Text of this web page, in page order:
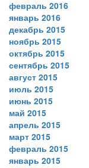
февраль 2016
январь 2016
декабрь 2015
ноябрь 2015
октябрь 2015
сентябрь 2015
август 2015
июль 2015
июнь 2015
май 2015
апрель 2015
март 2015
февраль 2015
январь 2015